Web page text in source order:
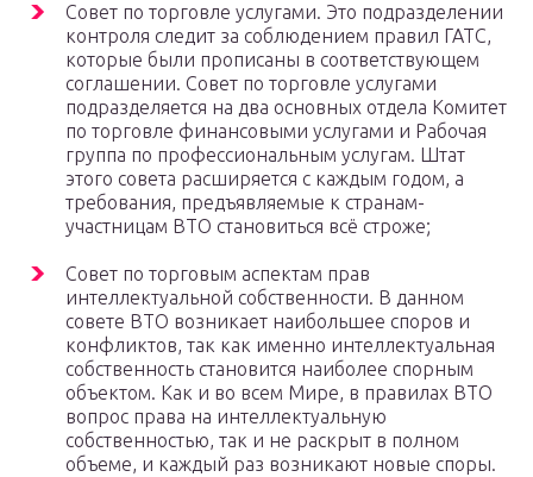
Совет по торговле услугами. Это подразделении
контроля следит за соблюдением правил ГАТС,
которые были прописаны в соответствующем
соглашении. Совет по торговле услугами
подразделяется на два основных отдела Комитет
по торговле финансовыми услугами и Рабочая
группа по профессиональным услугам. Штат
этого совета расширяется с каждым годом, а
требования, предъявляемые к странам-
участницам ВТО становиться всё строже;
Совет по торговым аспектам прав
интеллектуальной собственности. В данном
совете ВТО возникает наибольшее споров и
конфликтов, так как именно интеллектуальная
собственность становится наиболее спорным
объектом. Как и во всем Мире, в правилах ВТО
вопрос права на интеллектуальную
собственностью, так и не раскрыт в полном
объеме, и каждый раз возникают новые споры.